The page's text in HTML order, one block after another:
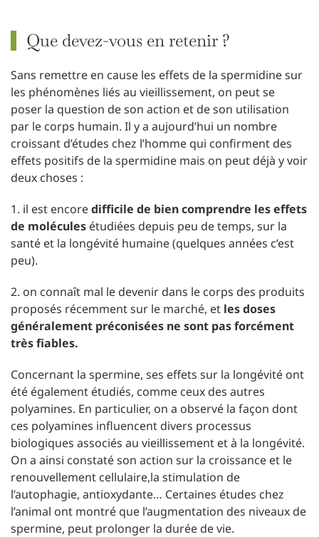
Que devez-vous en retenir ?
Sans remettre en cause les effets de la spermidine sur
les phénomènes liés au vieillissement, on peut se
poser la question de son action et de son utilisation
par le corps humain. Il y a aujourd’hui un nombre
croissant d’études chez l’homme qui confirment des
effets positifs de la spermidine mais on peut déjà y voir
deux choses :
1. il est encoredifficile de bien comprendre les effets
de moléculesétudiées depuis peu de temps, sur la
santé et la longévité humaine (quelques années c’est
peu).
2. on connaît mal le devenir dans le corps des produits
proposés récemment sur le marché, etles doses
généralement préconisées ne sont pas forcément
très fiables.
Concernant la spermine, ses effets sur la longévité ont
été également étudiés, comme ceux des autres
polyamines. En particulier, on a observé la façon dont
ces polyamines influencent divers processus
biologiques associés au vieillissement et à la longévité.
On a ainsi constaté son action sur la croissance et le
renouvellement cellulaire,la stimulation de
l’autophagie, antioxydante… Certaines études chez
l’animal ont montré que l’augmentation des niveaux de
spermine, peut prolonger la durée de vie.